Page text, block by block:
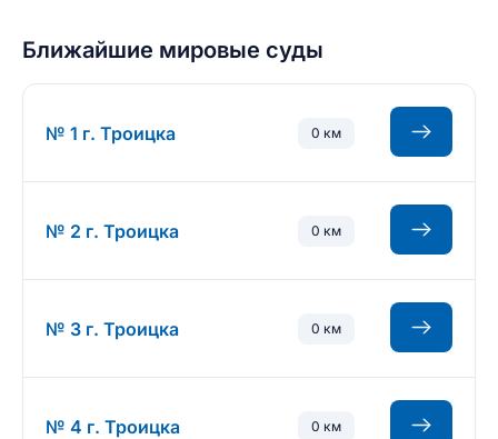
Ближайшие мировые суды
№ 1 г. Троицка 0 км
№ 2 г. Троицка 0 км
№ 3 г. Троицка 0 км
№ 4 г. Троицка 0 км